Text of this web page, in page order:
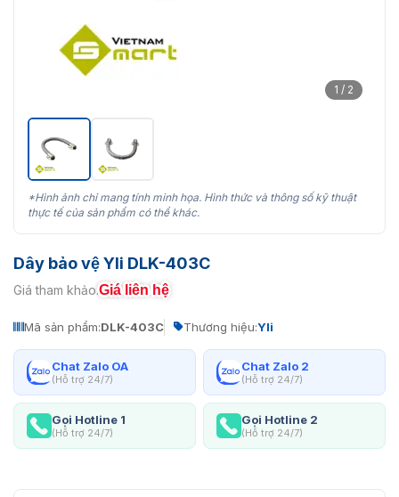
1 / 2
*Hình ảnh chỉ mang tính minh họa. Hình thức và thông số kỹ thuật
thực tế của sản phẩm có thể khác.
Dây bảo vệ Yli DLK-403C
Giá tham khảo:Giá liên hệ
Mã sản phẩm:DLK-403C Thương hiệu:Yli
Chat Zalo OA
(Hỗ trợ 24/7)
Chat Zalo 2
(Hỗ trợ 24/7)
Gọi Hotline 1
(Hỗ trợ 24/7)
Gọi Hotline 2
(Hỗ trợ 24/7)